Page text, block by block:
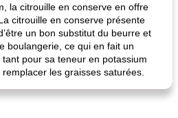
la citrouille en conserve en offre
citrouille en conserve présente
un bon substitut du beurre et
boulangerie, ce qui en fait un
pour sa teneur en potassium
les graisses saturées.